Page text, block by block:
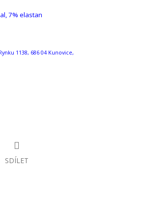
7% elastan
1138, 686 04 Kunovice,
SDÍLET